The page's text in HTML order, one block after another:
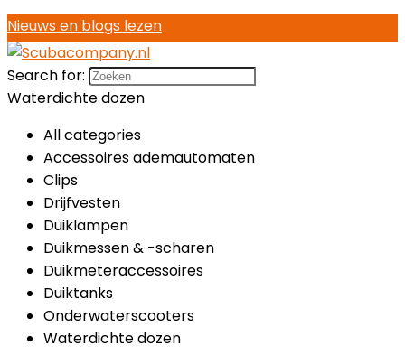
Nieuws en blogs lezen
Search for:
Waterdichte dozen
All categories
Accessoires ademautomaten
Clips
Drijfvesten
Duiklampen
Duikmessen & -scharen
Duikmeteraccessoires
Duiktanks
Onderwaterscooters
Waterdichte dozen